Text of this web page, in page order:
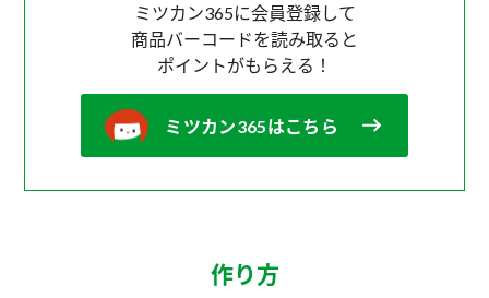
ミツカン365に会員登録して
商品バーコードを読み取ると
ポイントがもらえる！
ミツカン365はこちら
作り方